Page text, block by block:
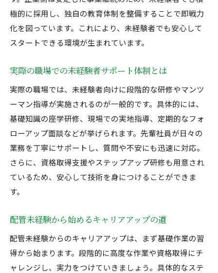
極的に採用し、独自の教育体制を整備することで即戦力
化を図っています。これにより、未経験者でも安心して
スタートできる環境が生まれています。
実際の職場での未経験者サポート体制とは
実際の職場では、未経験者向けに段階的な研修やマンツ
ーマン指導が実施されるのが一般的です。具体的には、
基礎知識の座学研修、現場での実地指導、定期的なフォ
ローアップ面談などが挙げられます。先輩社員が日々の
業務を丁寧にサポートし、質問や不安にも迅速に対応。
さらに、資格取得支援やステップアップ研修も用意され
ているため、安心して技術を身につけることができま
す。
配管未経験から始めるキャリアアップの道
配管未経験からのキャリアアップは、まず基礎作業の習
得から始まります。段階的に高度な作業や資格取得にチ
ャレンジし、実力をつけていきましょう。具体的なステ